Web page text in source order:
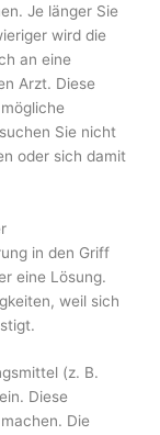
Je länger Sie
wird die
an eine
Arzt. Diese
Sie nicht
oder sich da­mit
in den Griff
eine Lösung.
weil sich
(z. B.
Diese
Die